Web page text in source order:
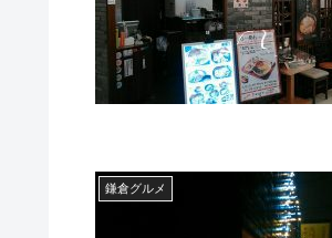
鎌倉グルメ